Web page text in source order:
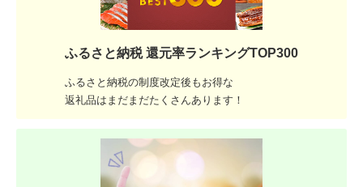
ふるさと納税 還元率ランキングTOP300
ふるさと納税の制度改定後もお得な
返礼品はまだまだたくさんあります！